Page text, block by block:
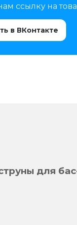
ссылку на
в ВКонтакте
для